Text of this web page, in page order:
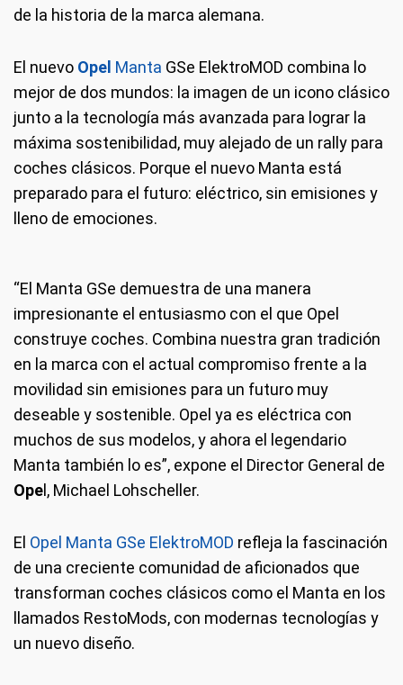
lugar, el conductor cuenta ahora con un generosoOpelPure Panel,
como en el nuevo Mokka. Las dos pantallas panorámicas integradas,
de 12 y 10 pulgadas, y orientadas al conductor, muestran información
importante sobre el coche, como el nivel de carga de la batería y la
autonomía.
MOD es sinónimo de cambio, de sus MODificaciones técnicas y
estilísticas, así como de un estilo de vida MODerno y sostenible. Por
eso, el motor de cuatro cilindros bajo el emblemático capó negro de
Opeldeja paso a un motor eléctrico de 108 kW/147 CV. La “e” de GSe
ahora adopta el significado de electrificación. Esto convierte al nuevo
GSe en el Manta A más potente fabricado hasta la fecha en las
dependencias de
de la historia de la marca alemana.
El nuevo Opel Manta GSe ElektroMOD combina lo
mejor de dos mundos: la imagen de un icono clásico
junto a la tecnología más avanzada para lograr la
máxima sostenibilidad, muy alejado de un rally para
coches clásicos. Porque el nuevo Manta está
preparado para el futuro: eléctrico, sin emisiones y
lleno de emociones.
“El Manta GSe demuestra de una manera
impresionante el entusiasmo con el que Opel
construye coches. Combina nuestra gran tradición
en la marca con el actual compromiso frente a la
movilidad sin emisiones para un futuro muy
deseable y sostenible. Opel ya es eléctrica con
muchos de sus modelos, y ahora el legendario
Manta también lo es”, expone el Director General de
Ope l, Michael Lohscheller.
El Opel Manta GSe ElektroMOD refleja la fascinación
de una creciente comunidad de aficionados que
transforman coches clásicos como el Manta en los
llamados RestoMods, con modernas tecnologías y
un nuevo diseño.